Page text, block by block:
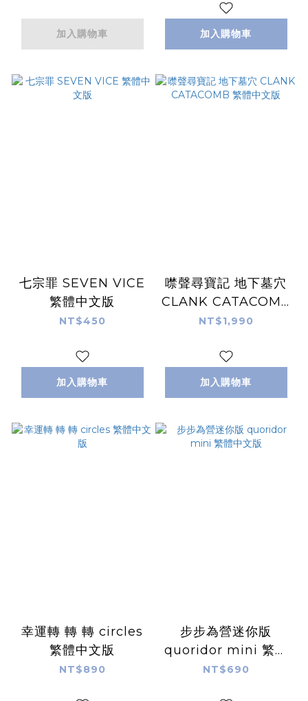
加入購物車 加入購物車
七宗罪 SEVEN VICE
繁體中文版
NT$450
加入購物車
噤聲尋寶記 地下墓穴
CLANK CATACOMB
繁體中文版
NT$1,990
加入購物車
幸運轉 轉 轉 circles
繁體中文版
NT$890
步步為營迷你版
quoridor mini 繁體
中文版
NT$690